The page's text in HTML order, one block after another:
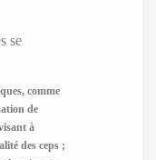
se
comme
de
à
des ceps ;